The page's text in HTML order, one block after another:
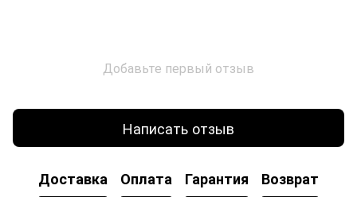
Добавьте первый отзыв
Написать отзыв
Доставка Оплата Гарантия Возврат